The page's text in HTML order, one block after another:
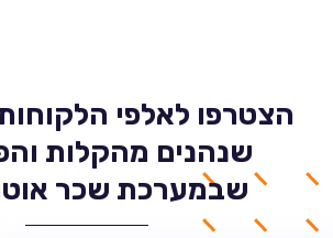
הצטרפו לאלפי
שנהנים מהקלות
שבמערכת שכר